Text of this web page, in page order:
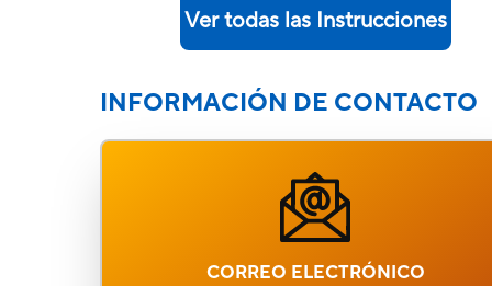
Ver todas las Instrucciones
INFORMACIÓN DE CONTACTO
CORREO ELECTRÓNICO